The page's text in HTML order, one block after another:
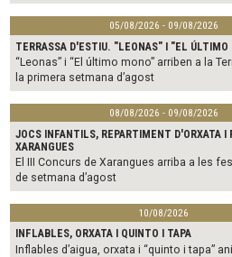
05/08/2026 - 09/08/2026
TERRASSA D'ESTIU. "LEONAS" I "EL ÚLTIMO
“Leonas” i “El último mono” arriben a la
la primera setmana d’agost
08/08/2026 - 09/08/2026
JOCS INFANTILS, REPARTIMENT D'ORXATA I
XARANGUES
El III Concurs de Xarangues arriba a les
de setmana d’agost
10/08/2026
INFLABLES, ORXATA I QUINTO I TAPA
Inflables d’aigua, orxata i “quinto i tapa”